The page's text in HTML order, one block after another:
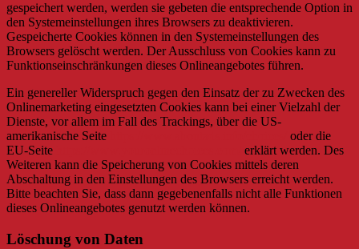
gespeichert werden, werden sie gebeten die entsprechende Option in
den Systemeinstellungen ihres Browsers zu deaktivieren.
Gespeicherte Cookies können in den Systemeinstellungen des
Browsers gelöscht werden. Der Ausschluss von Cookies kann zu
Funktionseinschränkungen dieses Onlineangebotes führen.
Ein genereller Widerspruch gegen den Einsatz der zu Zwecken des
Onlinemarketing eingesetzten Cookies kann bei einer Vielzahl der
Dienste, vor allem im Fall des Trackings, über die US-
amerikanische Seite
oder die
EU-Seite
erklärt werden. Des
Weiteren kann die Speicherung von Cookies mittels deren
Abschaltung in den Einstellungen des Browsers erreicht werden.
Bitte beachten Sie, dass dann gegebenenfalls nicht alle Funktionen
dieses Onlineangebotes genutzt werden können.
Löschung von Daten